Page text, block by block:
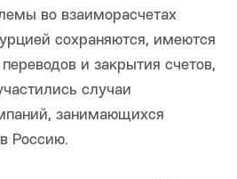
во взаиморасчетах
сохраняются, имеются
и закрытия счетов,
случаи
занимающихся
Россию.